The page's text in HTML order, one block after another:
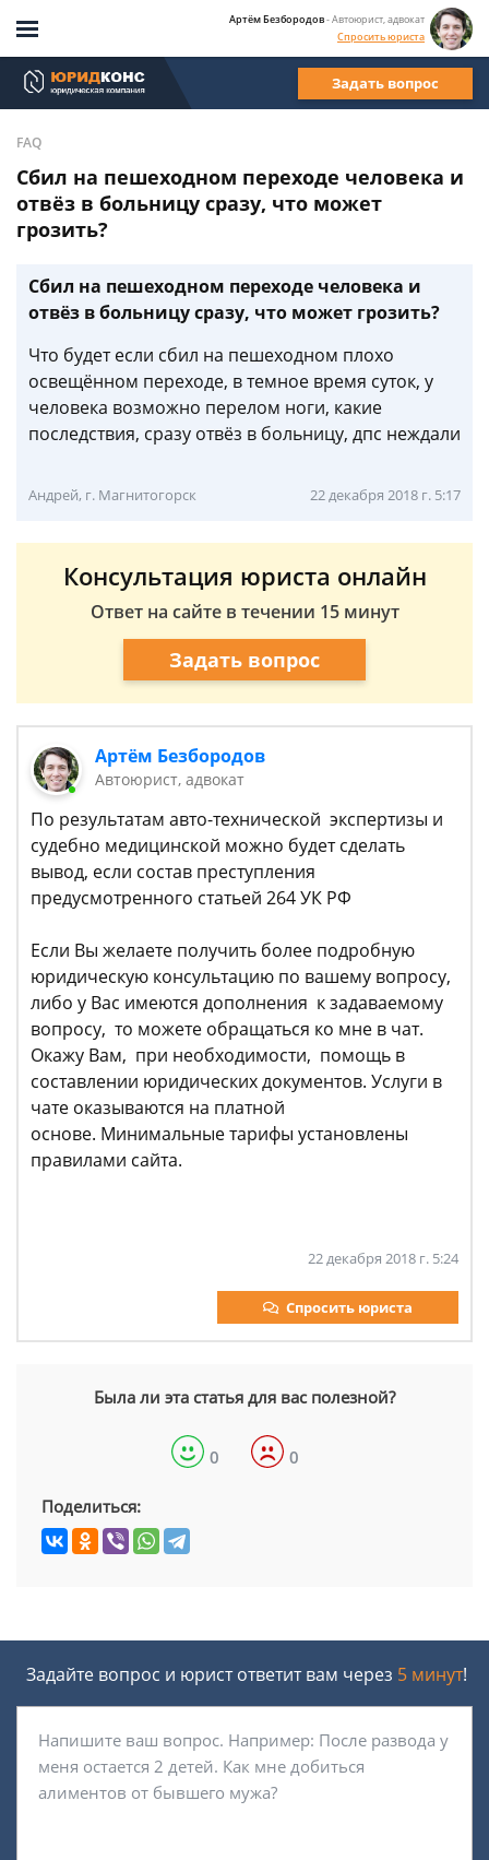
Артём Безбородов- Автоюрист, адвокат
Спросить юриста
Задать вопрос
FAQ
Сбил на пешеходном переходе человека и
отвёз в больницу сразу, что может
грозить?
Сбил на пешеходном переходе человека и
отвёз в больницу сразу, что может грозить?
Что будет если сбил на пешеходном плохо
освещённом переходе, в темное время суток, у
человека возможно перелом ноги, какие
последствия, сразу отвёз в больницу, дпс неждали
Андрей, г. Магнитогорск 22 декабря 2018 г. 5:17
Консультация юриста онлайн
Ответ на сайте в течении 15 минут
Задать вопрос
Артём Безбородов
Автоюрист, адвокат
По результатам авто-технической экспертизы и
судебно медицинской можно будет сделать
вывод, если состав преступления
предусмотренного статьей 264 УК РФ
Если Вы желаете получить более подробную
юридическую консультацию по вашему вопросу,
либо у Вас имеются дополнения к задаваемому
вопросу, то можете обращаться ко мне в чат.
Окажу Вам, при необходимости, помощь в
составлении юридических документов. Услуги в
чате оказываются на платной
основе. Минимальные тарифы установлены
правилами сайта.
22 декабря 2018 г. 5:24
Спросить юриста
Была ли эта статья для вас полезной?
0 0
Поделиться:
Задайте вопрос и юрист ответит вам через 5 минут!